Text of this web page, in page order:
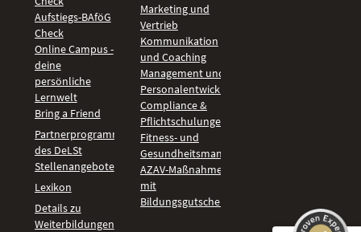
Aufstiegs-BAföG
Check
Online Campus -
deine
persönliche
Lernwelt
Bring a Friend
Partnerprogramm
des DeLSt
Stellenangebote
Lexikon
Details zu
Weiterbildungen
Marketing und
Vertrieb
Kommunikation
und Coaching
Management und
Personalentwicklung
Compliance &
Pflichtschulungen
Fitness- und
Gesundheitsmanagement
AZAV-Maßnahmen
mit
Bildungsgutschein